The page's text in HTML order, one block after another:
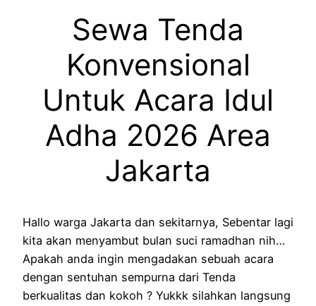
Sewa Tenda
Konvensional
Untuk Acara Idul
Adha 2026 Area
Jakarta
Hallo warga Jakarta dan sekitarnya, Sebentar lagi
kita akan menyambut bulan suci ramadhan nih…
Apakah anda ingin mengadakan sebuah acara
dengan sentuhan sempurna dari Tenda
berkualitas dan kokoh ? Yukkk silahkan langsung